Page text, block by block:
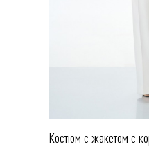
Костюм с жакетом с